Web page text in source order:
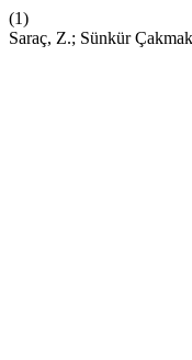
(1)
Saraç, Z.; Sünkür